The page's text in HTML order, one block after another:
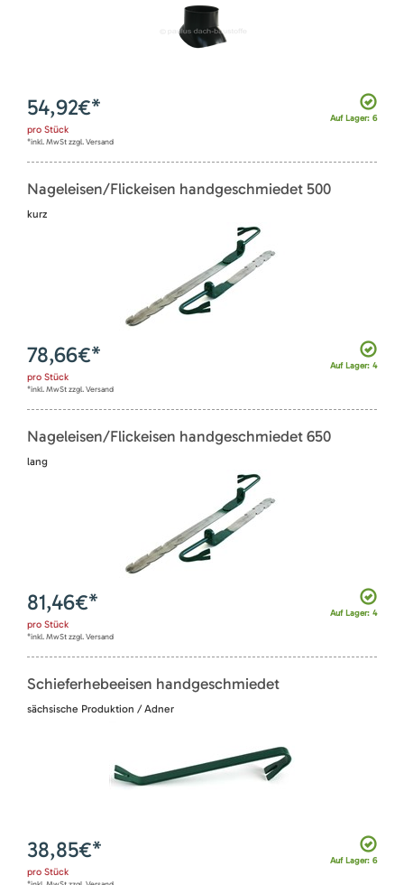
Auf Lager: 6
54,92€*
pro Stück
*inkl. MwSt zzgl. Versand
Nageleisen/Flickeisen handgeschmiedet 500
kurz
Auf Lager: 4
78,66€*
pro Stück
*inkl. MwSt zzgl. Versand
Nageleisen/Flickeisen handgeschmiedet 650
lang
Auf Lager: 4
81,46€*
pro Stück
*inkl. MwSt zzgl. Versand
Schieferhebeeisen handgeschmiedet
sächsische Produktion / Adner
Auf Lager: 6
38,85€*
pro Stück